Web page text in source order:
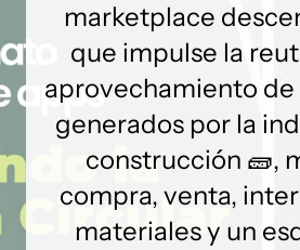
marketplace
que impulse la
aprovechamiento de
generados por la
construcción 🧱,
compra, venta,
materiales y un